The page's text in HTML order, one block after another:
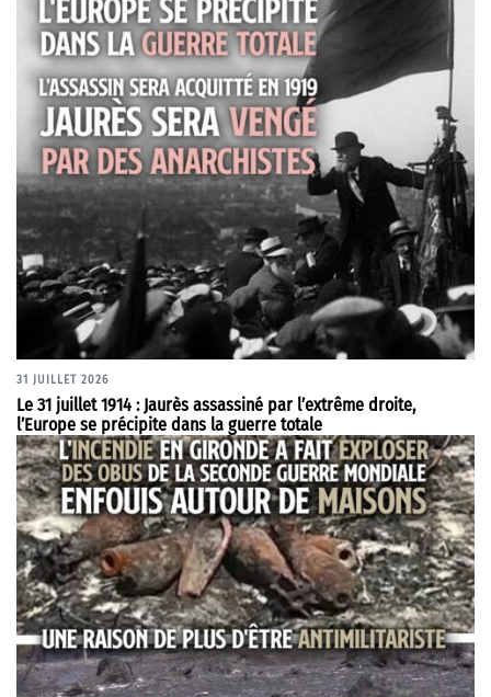
31 JUILLET 2026
Le 31 juillet 1914 : Jaurès assassiné par l’extrême droite,
l’Europe se précipite dans la guerre totale